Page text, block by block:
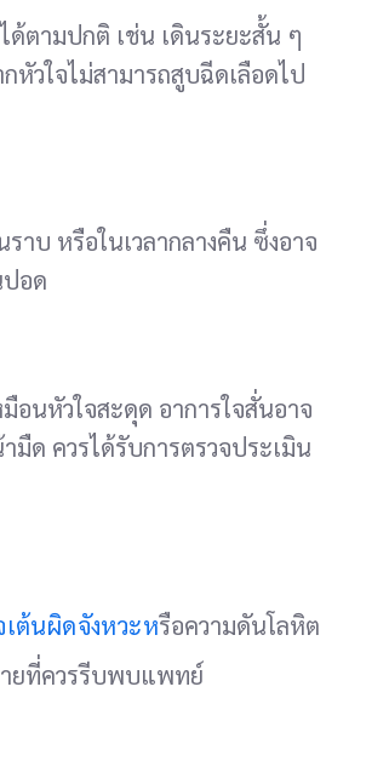
ด้ตามปกติ เช่น เดินระยะสั้น ๆ
หัวใจไม่สามารถสูบฉีดเลือดไป
าบ หรือในเวลากลางคืน ซึ่งอาจ
อด
อนหัวใจสะดุด อาการใจสั่นอาจ
ด ควรได้รับการตรวจประเมิน
เต้นผิดจังหวะหรือความดันโลหิต
ยที่ควรรีบพบแพทย์